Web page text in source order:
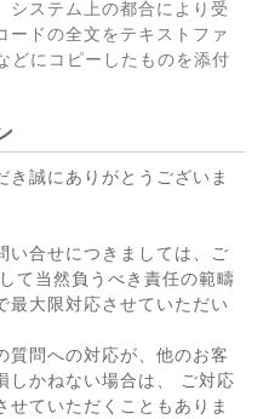
ステム上の都合により受
ードの全文をテキストファ
どにコピーしたものを添付
き誠にありがとうございま
い合せにつきましては、ご
て当然負うべき責任の範疇
最大限対応させていただい
質問への対応が、他のお客
しかねない場合は、 ご対応
せていただくこともありま